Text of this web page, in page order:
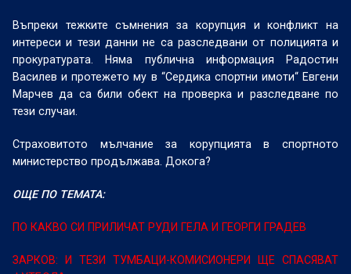
Въпреки тежките съмнения за корупция и конфликт на
интереси и тези данни не са разследвани от полицията и
прокуратурата. Няма публична информация Радостин
Василев и протежето му в “Сердика спортни имоти“ Евгени
Марчев да са били обект на проверка и разследване по
тези случаи.
Страховитото мълчание за корупцията в спортното
министерство продължава. Докога?
ОЩЕ ПО ТЕМАТА:
ПО КАКВО СИ ПРИЛИЧАТ РУДИ ГЕЛА И ГЕОРГИ ГРАДЕВ
ЗАРКОВ: И ТЕЗИ ТУМБАЦИ-КОМИСИОНЕРИ ЩЕ СПАСЯВАТ